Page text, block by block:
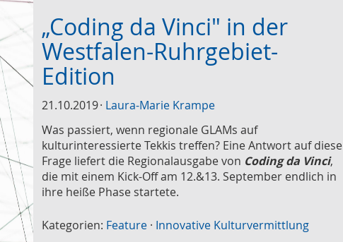
„Coding da Vinci" in der
Westfalen-Ruhrgebiet-
Edition
21.10.2019 Laura-Marie Krampe
Was passiert, wenn regionale GLAMs auf
kulturinteressierte Tekkis treffen? Eine Antwort auf diese
Frage liefert die Regionalausgabe von Coding da Vinci,
die mit einem Kick-Off am 12.&13. September endlich in
ihre heiße Phase startete.
Kategorien: Feature · Innovative Kulturvermittlung